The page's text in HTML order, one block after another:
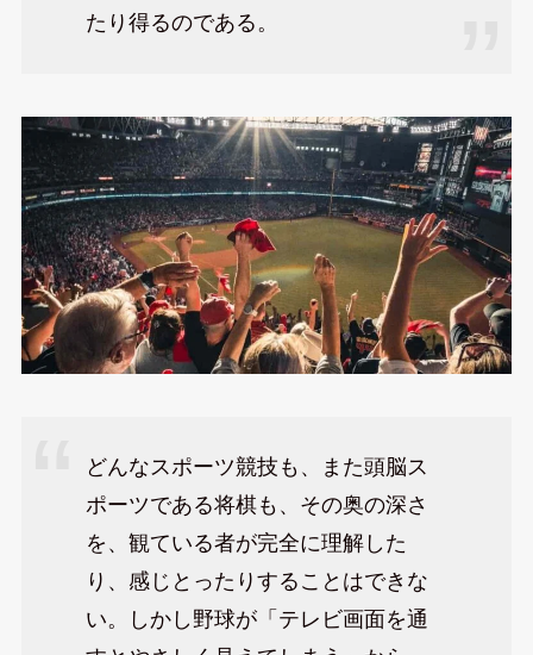
たり得るのである。
どんなスポーツ競技も、また頭脳ス
ポーツである将棋も、その奥の深さ
を、観ている者が完全に理解した
り、感じとったりすることはできな
い。しかし野球が「テレビ画面を通